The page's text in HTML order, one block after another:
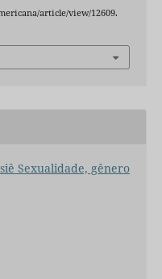
article/view/12609.
Sexualidade, gênero